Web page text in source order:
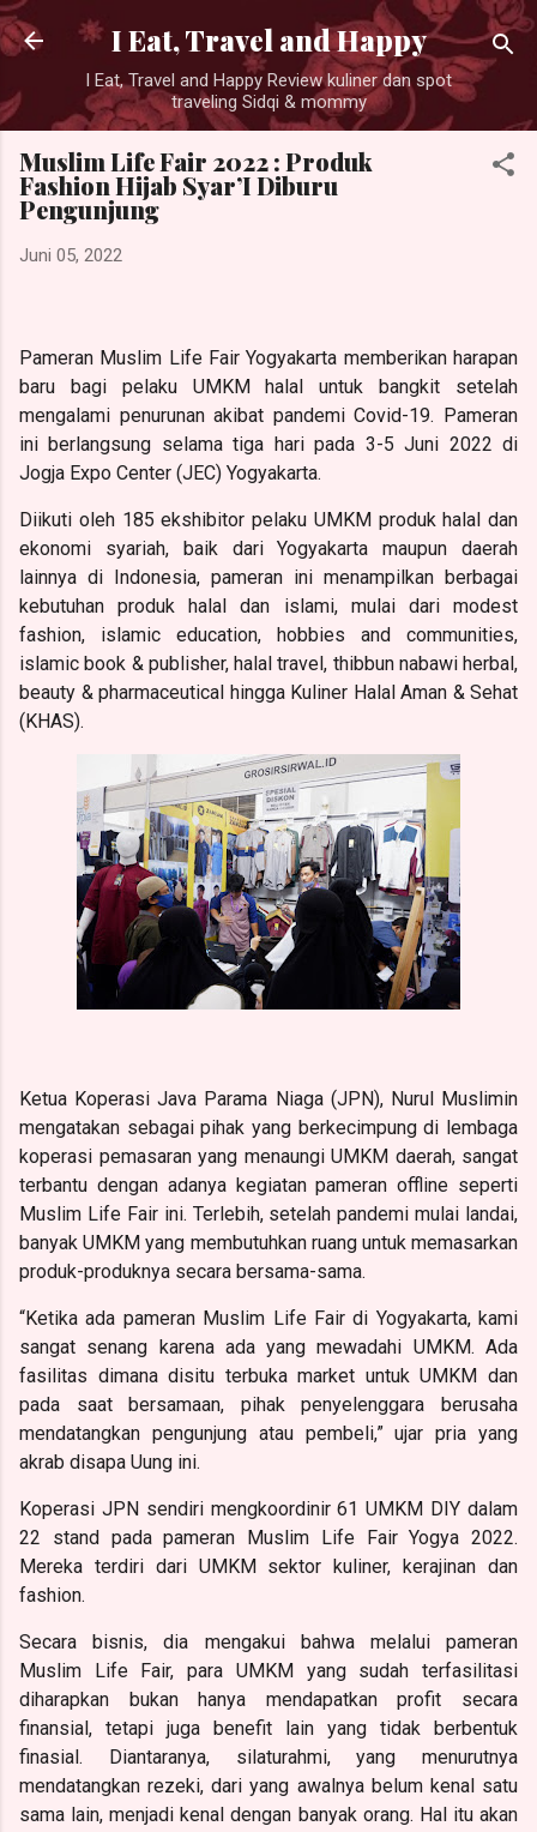
Langsung ke konten utama
I Eat, Travel and Happy
I Eat, Travel and Happy Review kuliner dan spot
traveling Sidqi & mommy
Muslim Life Fair 2022 : Produk
Fashion Hijab Syar’I Diburu
Pengunjung
Juni 05, 2022
Pameran Muslim Life Fair Yogyakarta memberikan harapan
baru bagi pelaku UMKM halal untuk bangkit setelah
mengalami penurunan akibat pandemi Covid-19. Pameran
ini berlangsung selama tiga hari pada 3-5 Juni 2022 di
Jogja Expo Center (JEC) Yogyakarta.
Diikuti oleh 185 ekshibitor pelaku UMKM produk halal dan
ekonomi syariah, baik dari Yogyakarta maupun daerah
lainnya di Indonesia, pameran ini menampilkan berbagai
kebutuhan produk halal dan islami, mulai dari modest
fashion, islamic education, hobbies and communities,
islamic book & publisher, halal travel, thibbun nabawi herbal,
beauty & pharmaceutical hingga Kuliner Halal Aman & Sehat
(KHAS).
Ketua Koperasi Java Parama Niaga (JPN), Nurul Muslimin
mengatakan sebagai pihak yang berkecimpungdi lembaga
koperasi pemasaran yang menaungi UMKM daerah, sangat
terbantu dengan adanya kegiatan pameran offline seperti
Muslim Life Fair ini. Terlebih, setelah pandemi mulai landai,
banyak UMKM yang membutuhkan ruang untuk memasarkan
produk-produknya secara bersama-sama.
“Ketika ada pameran Muslim Life Fair di Yogyakarta, kami
sangat senang karena ada yang mewadahi UMKM. Ada
fasilitas dimana disitu terbuka market untuk UMKM dan
pada saat bersamaan, pihak penyelenggara berusaha
mendatangkan pengunjung atau pembeli,” ujar pria yang
akrab disapa Uung ini.
Koperasi JPN sendiri mengkoordinir 61 UMKM DIY dalam
22 stand pada pameran Muslim Life Fair Yogya 2022.
Mereka terdiri dari UMKM sektor kuliner, kerajinan dan
fashion.
Secara bisnis, dia mengakui bahwa melalui pameran
Muslim Life Fair, para UMKM yang sudah terfasilitasi
diharapkan bukan hanya mendapatkan profit secara
finansial, tetapi juga benefit lain yang tidak berbentuk
finasial. Diantaranya, silaturahmi, yang menurutnya
mendatangkan rezeki, dari yang awalnya belum kenal satu
sama lain, menjadi kenal dengan banyak orang. Hal itu akan